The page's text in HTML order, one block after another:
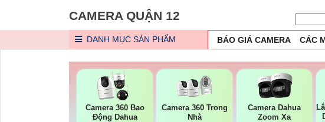
CAMERA QUẬN 12
DANH MỤC SẢN PHẨM BÁO GIÁ CAMERA CÁC
Camera 360 Bao
Động Dahua
Camera 360 Trong
Nhà
Camera Dahua
Zoom Xa